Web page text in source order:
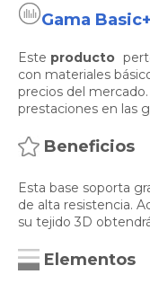
Gama Basic+
Este producto
con materiales
precios del
prestaciones en las
Beneficios
Esta base soporta
de alta resistencia.
su tejido 3D
Elementos